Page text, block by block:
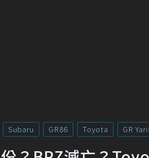
Subaru GR86 Toyota GR